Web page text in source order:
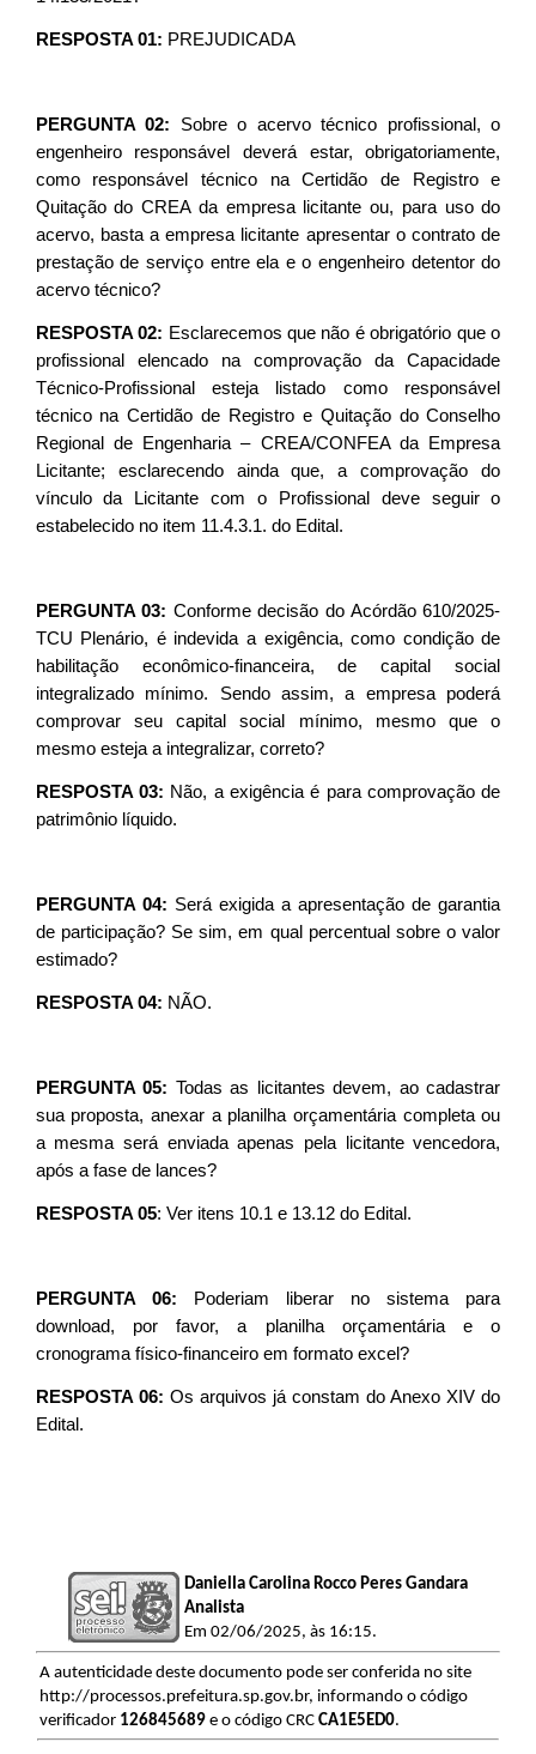
RESPOSTA 01: PREJUDICADA
PERGUNTA 02: Sobre o acervo técnico profissional, o
engenheiro responsável deverá estar, obrigatoriamente,
como responsável técnico na Certidão de Registro e
Quitação do CREA da empresa licitante ou, para uso do
acervo, basta a empresa licitante apresentar o contrato de
prestação de serviço entre ela e o engenheiro detentor do
acervo técnico?
RESPOSTA 02: Esclarecemos que não é obrigatório que o
profissional elencado na comprovação da Capacidade
Técnico-Profissional esteja listado como responsável
técnico na Certidão de Registro e Quitação do Conselho
Regional de Engenharia – CREA/CONFEA da Empresa
Licitante; esclarecendo ainda que, a comprovação do
vínculo da Licitante com o Profissional deve seguir o
estabelecido no item 11.4.3.1. do Edital.
PERGUNTA 03: Conforme decisão do Acórdão 610/2025-
TCU Plenário, é indevida a exigência, como condição de
habilitação econômico-financeira, de capital social
integralizado mínimo. Sendo assim, a empresa poderá
comprovar seu capital social mínimo, mesmo que o
mesmo esteja a integralizar, correto?
RESPOSTA 03: Não, a exigência é para comprovação de
patrimônio líquido.
PERGUNTA 04: Será exigida a apresentação de garantia
de participação? Se sim, em qual percentual sobre o valor
estimado?
RESPOSTA 04: NÃO.
PERGUNTA 05: Todas as licitantes devem, ao cadastrar
sua proposta, anexar a planilha orçamentária completa ou
a mesma será enviada apenas pela licitante vencedora,
após a fase de lances?
RESPOSTA 05: Ver itens 10.1 e 13.12 do Edital.
PERGUNTA 06: Poderiam liberar no sistema para
download, por favor, a planilha orçamentária e o
cronograma físico-financeiro em formato excel?
RESPOSTA 06: Os arquivos já constam do Anexo XIV do
Edital.
Daniella Carolina Rocco Peres Gandara
Analista
Em 02/06/2025, às 16:15.
A autenticidade deste documento pode ser conferida no site
http://processos.prefeitura.sp.gov.br, informando o código
verificador 126845689e o código CRC CA1E5ED0.